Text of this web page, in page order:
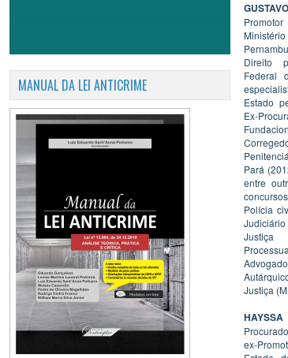
MANUAL DA LEI ANTICRIME
Direito
Federal
Estado
Ex-
Pará
entre
Polícia
Justiça
Justiça
ex-